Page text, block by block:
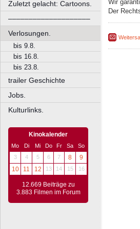
Zuletzt gelacht: Cartoons.
––––––––––––––––––––
Verlosungen.
bis 9.8.
bis 16.8.
bis 23.8.
trailer Geschichte
Jobs.
Kulturlinks.
Kinokalender
Mo Di Mi Do Fr Sa
So
3
4 5 6 7 8
9
10
11 12 13 14 15 16
12.669 Beiträge zu
3.883 Filmen im Forum
Wir
Der